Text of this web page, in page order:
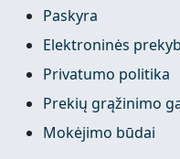
Paskyra
Elektroninės
Privatumo politika
Prekių grąžinimo
Mokėjimo būdai